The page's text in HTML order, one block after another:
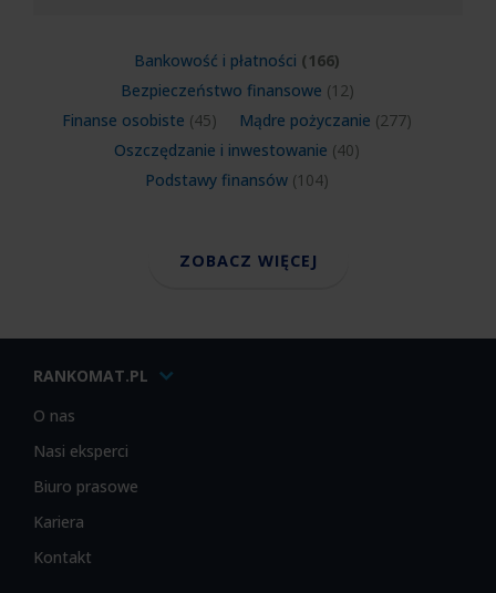
Bankowość i płatności (166)
Bezpieczeństwo finansowe (12)
Finanse osobiste (45) Mądre pożyczanie (277)
Oszczędzanie i inwestowanie (40)
Podstawy finansów (104)
ZOBACZ WIĘCEJ
RANKOMAT.PL
O nas
Nasi eksperci
Biuro prasowe
Kariera
Kontakt